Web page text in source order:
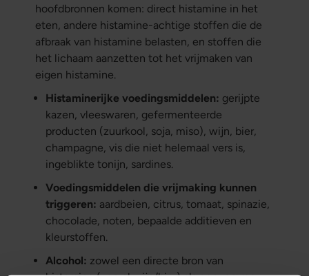
hoofdbronnen komen: direct histamine in het
eten, andere histamine-achtige stoffen die de
afbraak van histamine belasten, en stoffen die
het lichaam aanzetten tot het vrijmaken van
eigen histamine.
Histaminerijke voedingsmiddelen: gerijpte
kazen, vleeswaren, gefermenteerde
producten (zuurkool, soja, miso), wijn, bier,
champagne, vis die niet helemaal vers is,
ingeblikte tonijn, sardines.
Voedingsmiddelen die vrijmaking kunnen
triggeren: aardbeien, citrus, tomaat, spinazie,
chocolade, noten, bepaalde additieven en
kleurstoffen.
Alcohol: zowel een directe bron van